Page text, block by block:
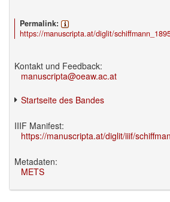
Permalink:
https://manuscripta.at/diglit/
Kontakt und Feedback:
manuscripta@oeaw.ac.at
Startseite des Bandes
IIIF Manifest:
https://manuscripta.at/diglit/iiif/
Metadaten:
METS